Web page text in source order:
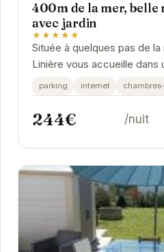
400m de la mer, belle
avec jardin
★★★★★
Située à quelques pas de
Linière vous accueille dans
confortable. Idéale pour les
parking internet
244€ /nuit